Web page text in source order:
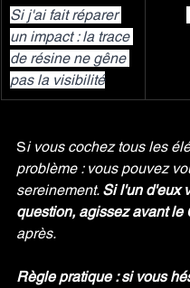
Si j'ai fait réparer
un impact : la trace
de résine ne gêne
pas la visibilité
Si vous cochez tous les
problème : vous pouvez
sereinement. Si l'un d'eux
question, agissez avant le
après.
Règle pratique : si vous